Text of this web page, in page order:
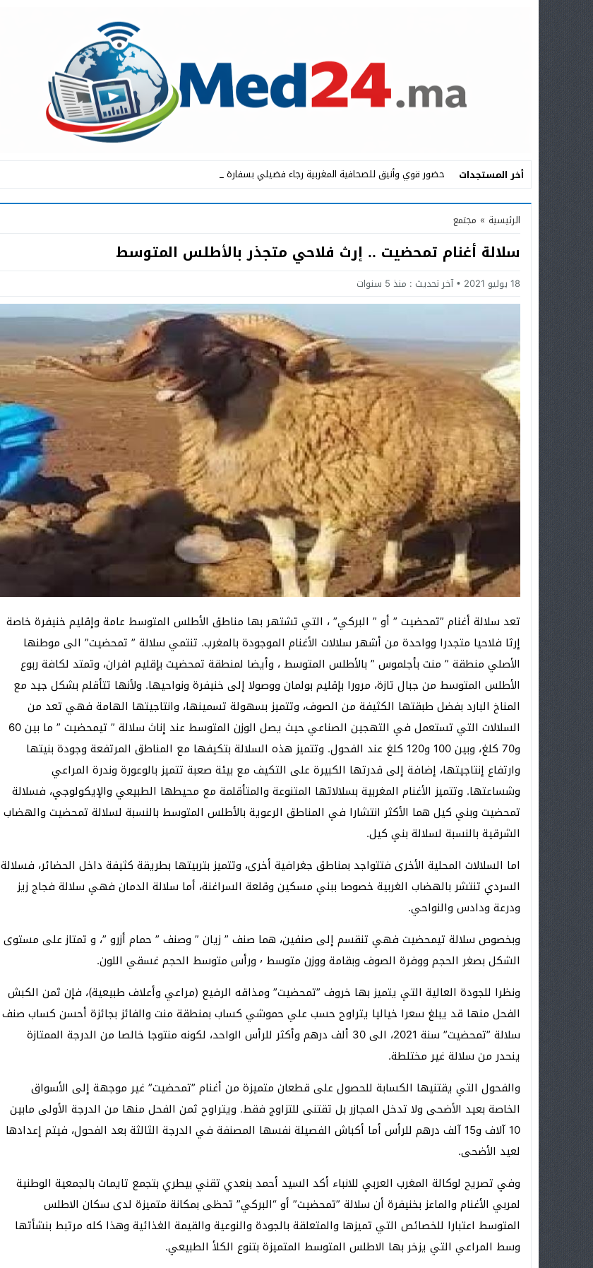
أخر المستجدات
حضور قوي وأنيق للصحافية المغربية رجاء فضيلي بسفارة المملكة الم_
Stop
Next
الرئيسية » مجتمع
سلالة أغنام تمحضيت .. إرث فلاحي متجذر بالأطلس المتوسط
18 يوليو 2021 آخر تحديث : منذ 5 سنوات
تعد سلالة أغنام ”تمحضيت ” أو ” البركي” ، التي تشتهر بها مناطق الأطلس المتوسط عامة وإقليم خنيفرة خاصة
إرثا فلاحيا متجدرا وواحدة من أشهر سلالات الأغنام الموجودة بالمغرب. تنتمي سلالة ” تمحضيت” الى موطنها
الأصلي منطقة ” منت بأجلموس ” بالأطلس المتوسط ، وأيضا لمنطقة تمحضيت بإقليم افران، وتمتد لكافة ربوع
الأطلس المتوسط من جبال تازة، مرورا بإقليم بولمان ووصولا إلى خنيفرة ونواحيها. ولأنها تتأقلم بشكل جيد مع
المناخ البارد بفضل طبقتها الكثيفة من الصوف، وتتميز بسهولة تسمينها، وانتاجيتها الهامة فهي تعد من
السلالات التي تستعمل في التهجين الصناعي حيث يصل الوزن المتوسط عند إناث سلالة ” تيمحضيت ” ما بين 60
و70 كلغ، وبين 100 و120 كلغ عند الفحول. وتتميز هذه السلالة بتكيفها مع المناطق المرتفعة وجودة بنيتها
وارتفاع إنتاجيتها، إضافة إلى قدرتها الكبيرة على التكيف مع بيئة صعبة تتميز بالوعورة وندرة المراعي
وشساعتها. وتتميز الأغنام المغربية بسلالاتها المتنوعة والمتأقلمة مع محيطها الطبيعي والإيكولوجي، فسلالة
تمحضيت وبني كيل هما الأكثر انتشارا في المناطق الرعوية بالأطلس المتوسط بالنسبة لسلالة تمحضيت والهضاب
الشرقية بالنسبة لسلالة بني كيل.
اما السلالات المحلية الأخرى فتتواجد بمناطق جغرافية أخرى، وتتميز بتربيتها بطريقة كثيفة داخل الحضائر، فسلالة
السردي تنتشر بالهضاب الغربية خصوصا ببني مسكين وقلعة السراغنة، أما سلالة الدمان فهي سلالة فجاج زيز
ودرعة ودادس والنواحي.
وبخصوص سلالة تيمحضيت فهي تنقسم إلى صنفين، هما صنف ” زيان ” وصنف ” حمام أزرو ”، و تمتاز على مستوى
الشكل بصغر الحجم ووفرة الصوف وبقامة ووزن متوسط ٬ ورأس متوسط الحجم غسقي اللون.
ونظرا للجودة العالية التي يتميز بها خروف ”تمحضيت” ومذاقه الرفيع (مراعي وأعلاف طبيعية)، فإن ثمن الكبش
الفحل منها قد يبلغ سعرا خياليا يتراوح حسب علي حموشي كساب بمنطقة منت والفائز بجائزة أحسن كساب صنف
سلالة ”تمحضيت” سنة 2021، الى 30 ألف درهم وأكثر للرأس الواحد، لكونه منتوجا خالصا من الدرجة الممتازة
ينحدر من سلالة غير مختلطة.
والفحول التي يقتنيها الكسابة للحصول على قطعان متميزة من أغنام ”تمحضيت” غير موجهة إلى الأسواق
الخاصة بعيد الأضحى ولا تدخل المجازر بل تقتنى للتزاوج فقط. ويتراوح ثمن الفحل منها من الدرجة الأولى مابين
10 آلاف و15 آلف درهم للرأس أما أكباش الفصيلة نفسها المصنفة في الدرجة الثالثة بعد الفحول، فيتم إعدادها
لعيد الأضحى.
وفي تصريح لوكالة المغرب العربي للانباء أكد السيد أحمد بنعدي تقني بيطري بتجمع تايمات بالجمعية الوطنية
لمربي الأغنام والماعز بخنيفرة أن سلالة ”تمحضيت” أو “البركي” تحظى بمكانة متميزة لدى سكان الاطلس
المتوسط اعتبارا للخصائص التي تميزها والمتعلقة بالجودة والنوعية والقيمة الغذائية وهذا كله مرتبط بنشأتها
وسط المراعي التي يزخر بها الاطلس المتوسط المتميزة بتنوع الكلأ الطبيعي.